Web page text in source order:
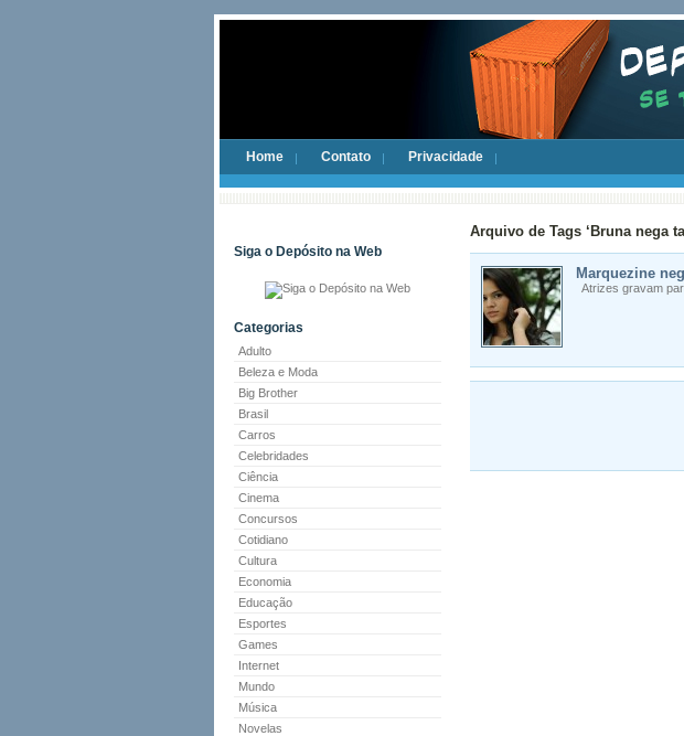
Home Contato Privacidade
Siga o Depósito na Web
Categorias
Adulto
Beleza e Moda
Big Brother
Brasil
Carros
Celebridades
Ciência
Cinema
Concursos
Cotidiano
Cultura
Economia
Educação
Esportes
Games
Internet
Mundo
Música
Novelas
Arquivo de Tags ‘Bruna nega
Marquezine
Atrizes gravam